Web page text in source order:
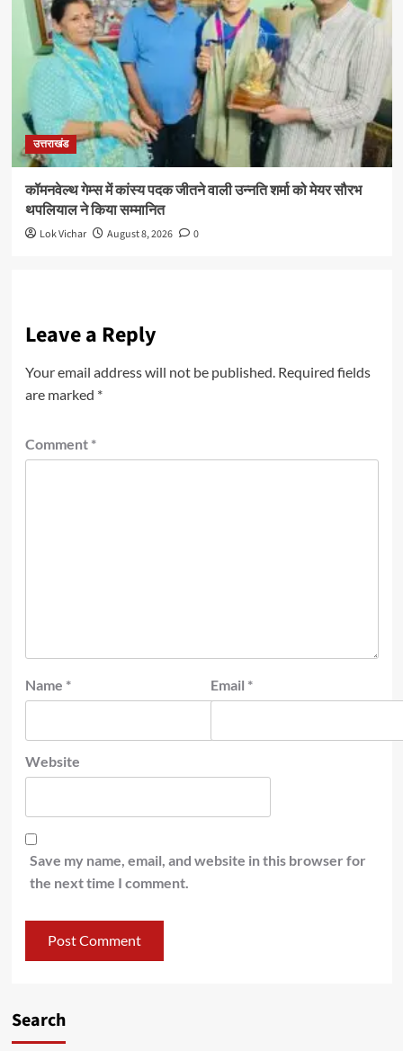
उत्तराखंड
कॉमनवेल्थ गेम्स में कांस्य पदक जीतने वाली उन्नति शर्मा को मेयर सौरभ
थपलियाल ने किया सम्मानित
Lok Vichar August 8, 2026 0
Leave a Reply
Your email address will not be published. Required fields
are marked *
Comment *
Name * Email *
Website
Save my name, email, and website in this browser for
the next time I comment.
Search